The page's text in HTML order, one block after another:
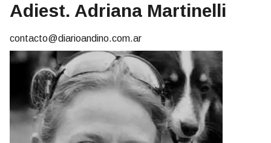
Adiest. Adriana Martinelli
contacto@diarioandino.com.ar